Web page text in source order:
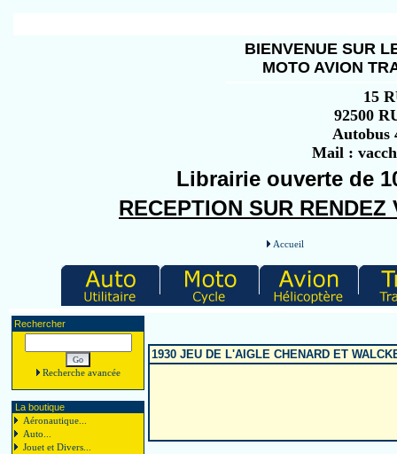
BIENVENUE SUR
MOTO AVION
15
92500
Autobus
Mail :
Librairie ouverte de
RECEPTION SUR
Accueil
Rechercher
Recherche avancée
La boutique
Aéronautique...
Auto...
Jouet et Divers...
1930 JEU DE L'AIGLE CHENARD ET